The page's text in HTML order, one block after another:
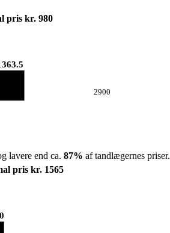
pris kr. 980
2900
lavere end ca. 87% af tandlægernes priser.
pris kr. 1565